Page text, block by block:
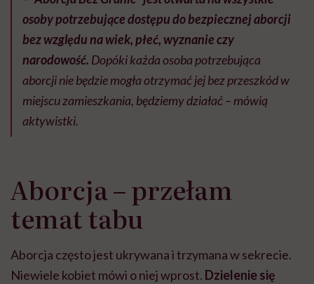
osoby potrzebujące dostępu do bezpiecznej aborcji
bez względu na wiek, płeć, wyznanie czy
narodowość. Dopóki każda osoba potrzebująca
aborcji nie będzie mogła otrzymać jej bez przeszkód w
miejscu zamieszkania, będziemy działać – mówią
aktywistki.
Aborcja – przełam
temat tabu
Aborcja często jest ukrywana i trzymana w sekrecie.
Niewiele kobiet mówi o niej wprost. Dzielenie się